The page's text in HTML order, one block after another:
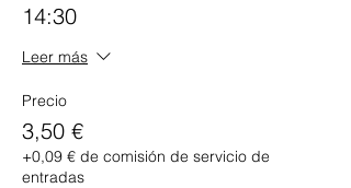
14:30
Leer más
Precio
3,50 €
+0,09 € de comisión de servicio de
entradas